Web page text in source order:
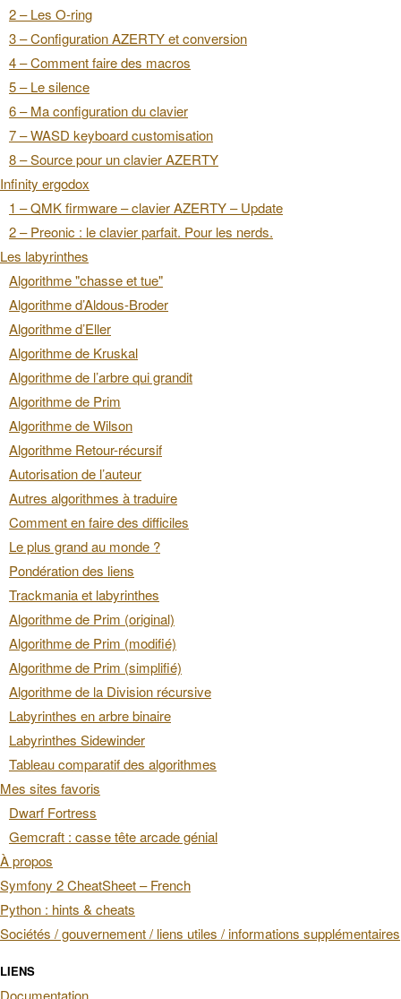
2 – Les O-ring
3 – Configuration AZERTY et conversion
4 – Comment faire des macros
5 – Le silence
6 – Ma configuration du clavier
7 – WASD keyboard customisation
8 – Source pour un clavier AZERTY
Infinity ergodox
1 – QMK firmware – clavier AZERTY – Update
2 – Preonic : le clavier parfait. Pour les nerds.
Les labyrinthes
Algorithme "chasse et tue"
Algorithme d’Aldous-Broder
Algorithme d’Eller
Algorithme de Kruskal
Algorithme de l’arbre qui grandit
Algorithme de Prim
Algorithme de Wilson
Algorithme Retour-récursif
Autorisation de l’auteur
Autres algorithmes à traduire
Comment en faire des difficiles
Le plus grand au monde ?
Pondération des liens
Trackmania et labyrinthes
Algorithme de Prim (original)
Algorithme de Prim (modifié)
Algorithme de Prim (simplifié)
Algorithme de la Division récursive
Labyrinthes en arbre binaire
Labyrinthes Sidewinder
Tableau comparatif des algorithmes
Mes sites favoris
Dwarf Fortress
Gemcraft : casse tête arcade génial
À propos
Symfony 2 CheatSheet – French
Python : hints & cheats
Sociétés / gouvernement / liens utiles / informations supplémentaires
LIENS
Documentation